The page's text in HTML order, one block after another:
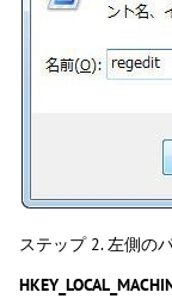
ステップ 2. 左側の